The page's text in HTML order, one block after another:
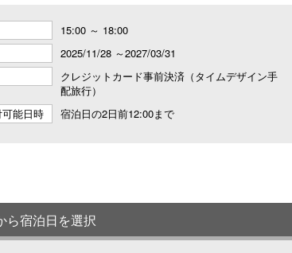
15:00 ～ 18:00
2025/11/28 ～2027/03/31
クレジットカード事前決済（タイムデザイン手
配旅行）
能日時 宿泊日の2日前12:00まで
ら宿泊日を選択